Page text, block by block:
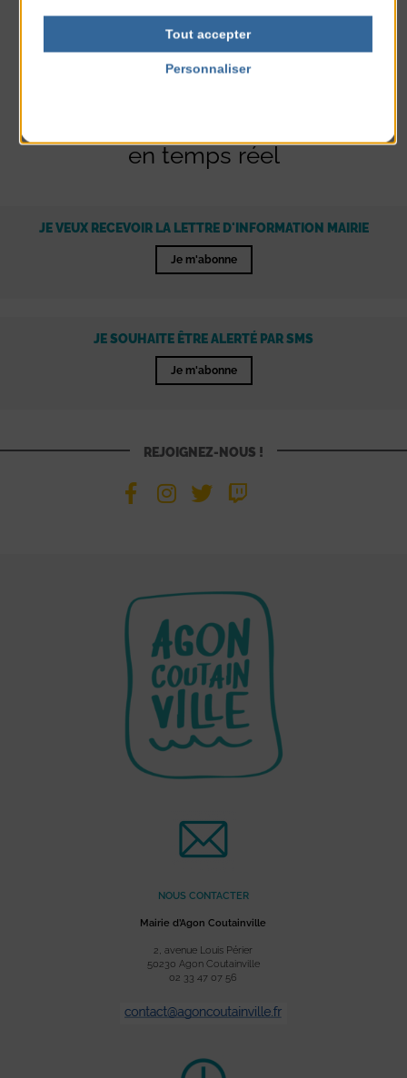
en temps réel
JE VEUX RECEVOIR LA LETTRE D'INFORMATION MAIRIE
Je m'abonne
JE SOUHAITE ÊTRE ALERTÉ PAR SMS
Je m'abonne
REJOIGNEZ-NOUS !
NOUS CONTACTER
Mairie d’Agon Coutainville
2, avenue Louis Périer
50230 Agon Coutainville
02 33 47 07 56
Tout accepter
Personnaliser